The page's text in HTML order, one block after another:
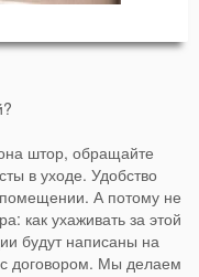
штор, обращайте
в уходе. Удобство
помещении. А потому не
как ухаживать за этой
будут написаны на
договором. Мы делаем